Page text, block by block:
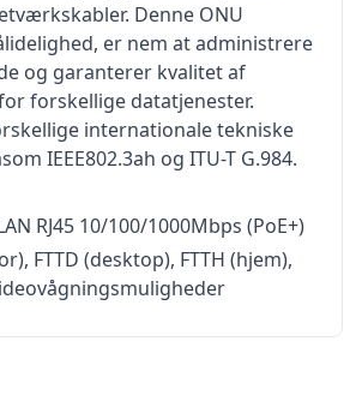
Denne ONU
er nem at administrere
og garanterer kvalitet af
forskellige datatjenester.
internationale tekniske
IEEE802.3ah og ITU-T G.984.
RJ45 10/100/1000Mbps (PoE+)
FTTD (desktop), FTTH (hjem),